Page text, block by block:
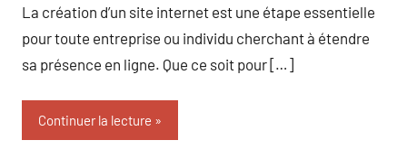
La création d’un site internet est une étape essentielle
pour toute entreprise ou individu cherchant à étendre
sa présence en ligne. Que ce soit pour […]
Continuer la lecture